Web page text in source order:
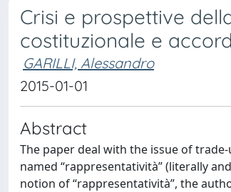
Crisi e prospettive
costituzionale e
GARILLI, Alessandro
2015-01-01
Abstract
The paper deal with the issue of
named “rappresentatività” (literally
notion of “rapp­resentatività”, the